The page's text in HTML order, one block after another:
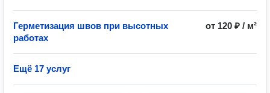
Герметизация швов при высотных
работах
от 120 ₽ / м²
Ещё 17 услуг